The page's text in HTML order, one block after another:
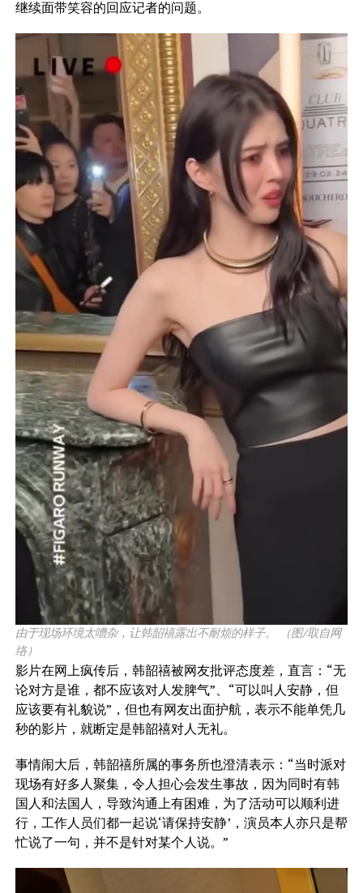
继续面带笑容的回应记者的问题。
由于现场环境太嘈杂，让韩韶禧露出不耐烦的样子。 （图/取自网
络）
影片在网上疯传后，韩韶禧被网友批评态度差，直言：“无
论对方是谁，都不应该对人发脾气”、“可以叫人安静，但
应该要有礼貌说”，但也有网友出面护航，表示不能单凭几
秒的影片，就断定是韩韶禧对人无礼。
事情闹大后，韩韶禧所属的事务所也澄清表示：“当时派对
现场有好多人聚集，令人担心会发生事故，因为同时有韩
国人和法国人，导致沟通上有困难，为了活动可以顺利进
行，工作人员们都一起说‘请保持安静’，演员本人亦只是帮
忙说了一句，并不是针对某个人说。”